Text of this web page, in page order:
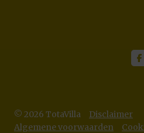
© 2026 TotaVilla
Disclaimer
Algemene voorwaarden